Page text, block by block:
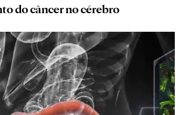
do câncer no cérebro